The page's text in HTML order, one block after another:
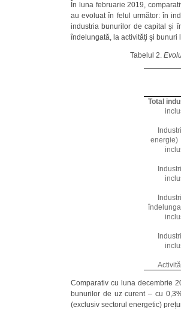
În luna februarie 2019,
au evoluat în felul următor: în
industria bunurilor de capital și
îndelungată, la activităţi şi
Tabelul 2.
Total
energie)
Comparativ cu luna decembrie
bunurilor de uz curent – cu
(exclusiv sectorul energetic)